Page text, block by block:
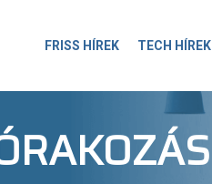
FRISS HÍREK TECH HÍREK